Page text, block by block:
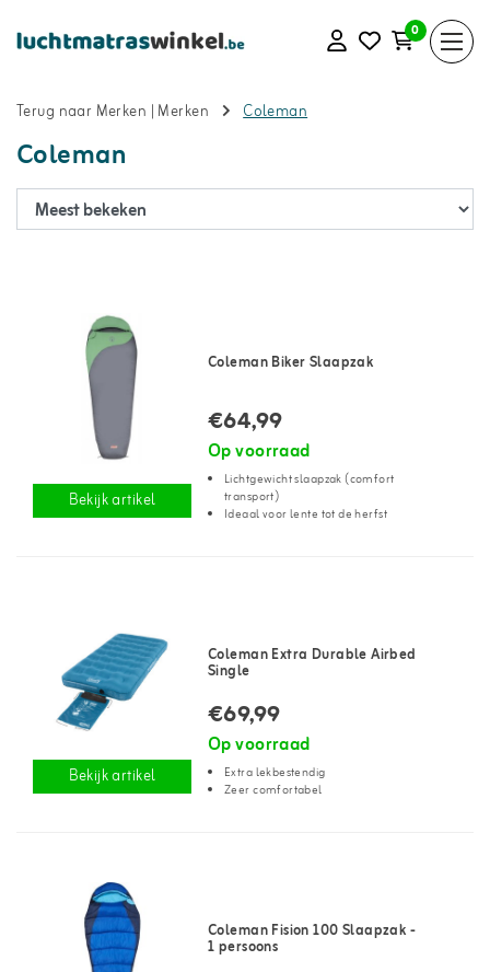
0
Terug naar Merken | Merken Coleman
Coleman
Bekijk artikel
Coleman Biker Slaapzak
€64,99
Op voorraad
Lichtgewicht slaapzak (comfort
transport)
Ideaal voor lente tot de herfst
Bekijk artikel
Coleman Extra Durable Airbed
Single
€69,99
Op voorraad
Extra lekbestendig
Zeer comfortabel
Coleman Fision 100 Slaapzak -
1 persoons